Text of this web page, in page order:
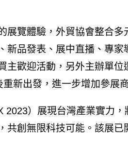
展覽體驗，外貿協會整合多
新品發表、展中直播、專家
主歡迎活動，另外主辦單位
新出發，進一步增加參展
2023）展現台灣產業實力
共創無限科技可能。該展已